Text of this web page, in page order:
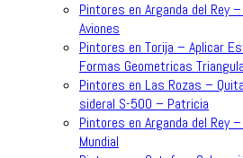
Pintores en Arganda del Rey
Aviones
Pintores en Torija – Aplicar
Formas Geometricas
Pintores en Las Rozas –
sideral S-500 – Patricia
Pintores en Arganda del Rey
Mundial